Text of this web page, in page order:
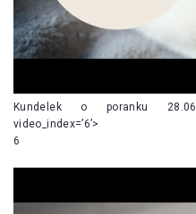
Kundelek o poranku
video_index=’6’>
6